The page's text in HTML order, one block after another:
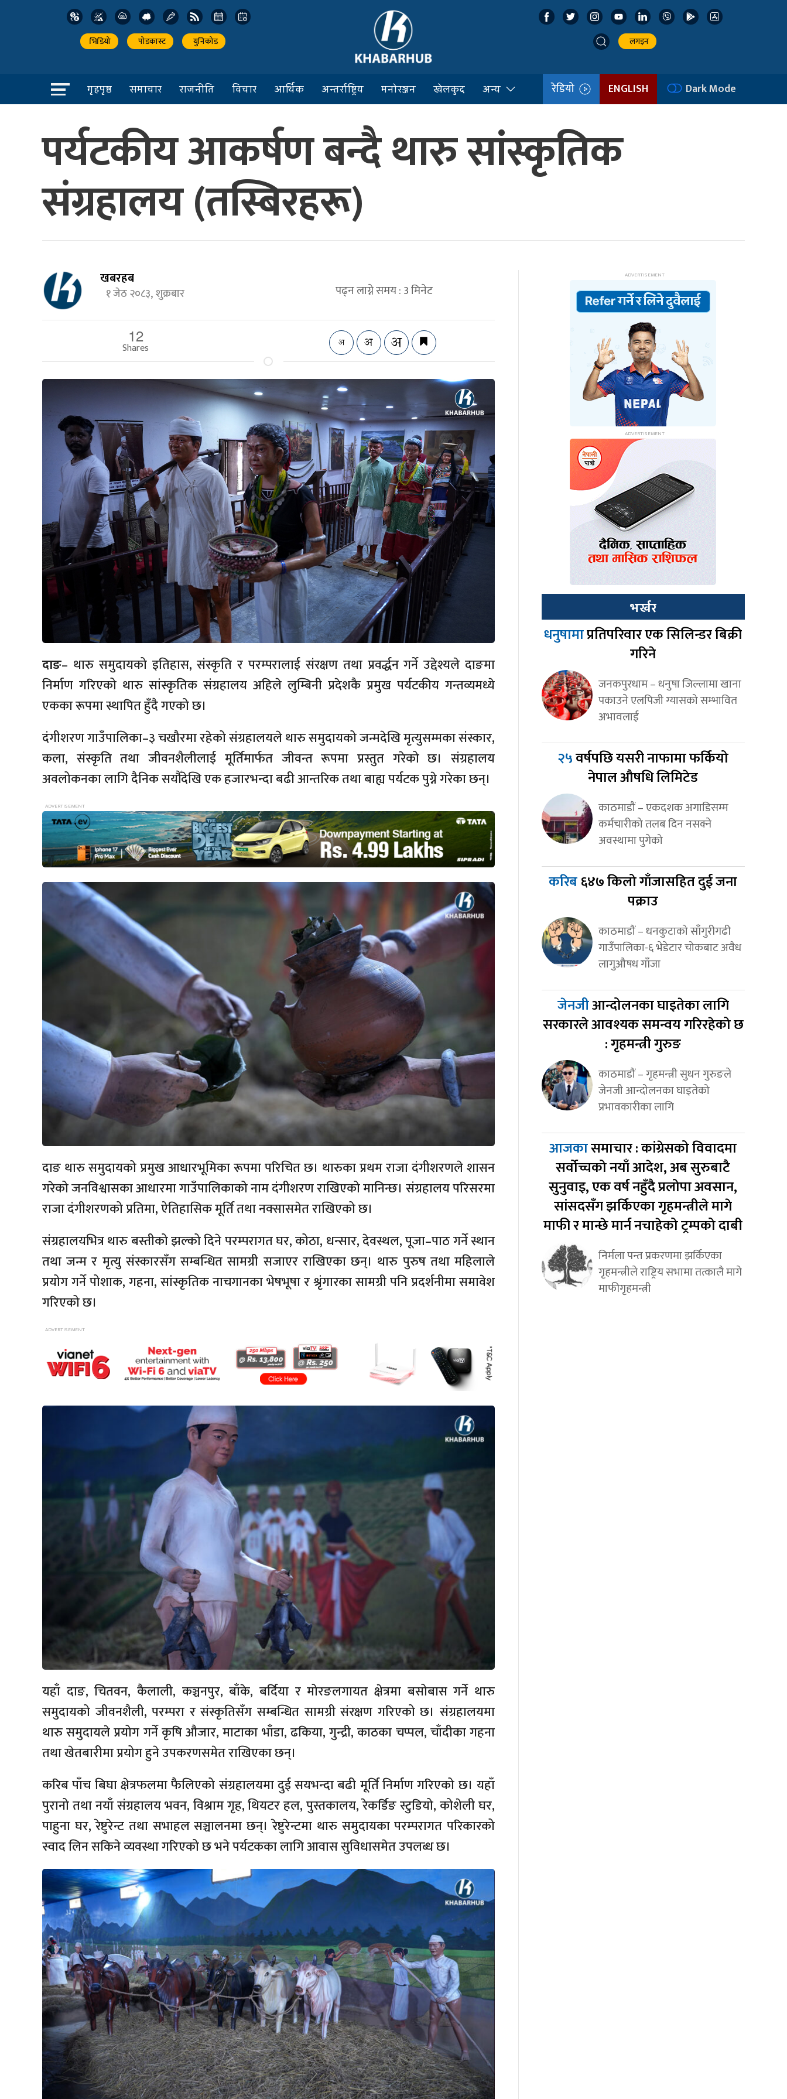
भिडियो पोडकास्ट युनिकोड लगइन
गृहपृष्ठ समाचार राजनीति विचार आर्थिक अन्तर्राष्ट्रिय मनोरञ्जन खेलकुद अन्य रेडियो ENGLISH Dark Mode
पर्यटकीय आकर्षण बन्दै थारु सांस्कृतिक
संग्रहालय (तस्बिरहरू)
खबरहब
१ जेठ २०८३, शुक्रबार पढ्न लाग्ने समय :3मिनेट
12
Shares
दाङ– थारु समुदायको इतिहास, संस्कृति र परम्परालाई संरक्षण तथा प्रवर्द्धन गर्ने उद्देश्यले दाङमा
निर्माण गरिएको थारु सांस्कृतिक संग्रहालय अहिले लुम्बिनी प्रदेशकै प्रमुख पर्यटकीय गन्तव्यमध्ये
एकका रूपमा स्थापित हुँदै गएको छ।
दंगीशरण गाउँपालिका–३ चखौरमा रहेको संग्रहालयले थारु समुदायको जन्मदेखि मृत्युसम्मका संस्कार,
कला, संस्कृति तथा जीवनशैलीलाई मूर्तिमार्फत जीवन्त रूपमा प्रस्तुत गरेको छ। संग्रहालय
अवलोकनका लागि दैनिक सयौँदेखि एक हजारभन्दा बढी आन्तरिक तथा बाह्य पर्यटक पुग्ने गरेका छन्।
दाङ थारु समुदायको प्रमुख आधारभूमिका रूपमा परिचित छ। थारुका प्रथम राजा दंगीशरणले शासन
गरेको जनविश्वासका आधारमा गाउँपालिकाको नाम दंगीशरण राखिएको मानिन्छ। संग्रहालय परिसरमा
राजा दंगीशरणको प्रतिमा, ऐतिहासिक मूर्ति तथा नक्सासमेत राखिएको छ।
संग्रहालयभित्र थारु बस्तीको झल्को दिने परम्परागत घर, कोठा, धन्सार, देवस्थल, पूजा–पाठ गर्ने स्थान
तथा जन्म र मृत्यु संस्कारसँग सम्बन्धित सामग्री सजाएर राखिएका छन्। थारु पुरुष तथा महिलाले
प्रयोग गर्ने पोशाक, गहना, सांस्कृतिक नाचगानका भेषभूषा र श्रृंगारका सामग्री पनि प्रदर्शनीमा समावेश
गरिएको छ।
यहाँ दाङ, चितवन, कैलाली, कञ्चनपुर, बाँके, बर्दिया र मोरङलगायत क्षेत्रमा बसोबास गर्ने थारु
समुदायको जीवनशैली, परम्परा र संस्कृतिसँग सम्बन्धित सामग्री संरक्षण गरिएको छ। संग्रहालयमा
थारु समुदायले प्रयोग गर्ने कृषि औजार, माटाका भाँडा, ढकिया, गुन्द्री, काठका चप्पल, चाँदीका गहना
तथा खेतबारीमा प्रयोग हुने उपकरणसमेत राखिएका छन्।
करिब पाँच बिघा क्षेत्रफलमा फैलिएको संग्रहालयमा दुई सयभन्दा बढी मूर्ति निर्माण गरिएको छ। यहाँ
पुरानो तथा नयाँ संग्रहालय भवन, विश्राम गृह, थियटर हल, पुस्तकालय, रेकर्डिङ स्टुडियो, कोशेली घर,
पाहुना घर, रेष्टुरेन्ट तथा सभाहल सञ्चालनमा छन्। रेष्टुरेन्टमा थारु समुदायका परम्परागत परिकारको
स्वाद लिन सकिने व्यवस्था गरिएको छ भने पर्यटकका लागि आवास सुविधासमेत उपलब्ध छ।
भर्खर
धनुषामाप्रतिपरिवार एक सिलिन्डर बिक्री
गरिने
जनकपुरधाम – धनुषा जिल्लामा खाना
पकाउने एलपिजी ग्यासको सम्भावित
अभावलाई
२५वर्षपछि यसरी नाफामा फर्कियो
नेपाल औषधि लिमिटेड
काठमाडाैं – एकदशक अगाडिसम्म
कर्मचारीको तलब दिन नसक्ने
अवस्थामा पुगेको
करिब६४७ किलो गाँजासहित दुई जना
पक्राउ
काठमाडौं – धनकुटाको साँगुरीगढी
गाउँपालिका-६ भेडेटार चोकबाट अवैध
लागुऔषध गाँजा
जेनजीआन्दोलनका घाइतेका लागि
सरकारले आवश्यक समन्वय गरिरहेको छ
: गृहमन्त्री गुरुङ
काठमाडौं – गृहमन्त्री सुधन गुरुङले
जेनजी आन्दोलनका घाइतेको
प्रभावकारीका लागि
आजकासमाचार : कांग्रेसको विवादमा
सर्वोच्चको नयाँ आदेश, अब सुरुबाटै
सुनुवाइ, एक वर्ष नहुँदै प्रलोपा अवसान,
सांसदसँग झर्किएका गृहमन्त्रीले मागे
माफी र मान्छे मार्न नचाहेको ट्रम्पको दाबी
निर्मला पन्त प्रकरणमा झर्किएका
गृहमन्त्रीले राष्ट्रिय सभामा तत्कालै मागे
माफीगृहमन्त्री